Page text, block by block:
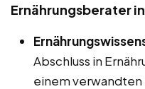
Ernährungsberater
Abschluss in
einem